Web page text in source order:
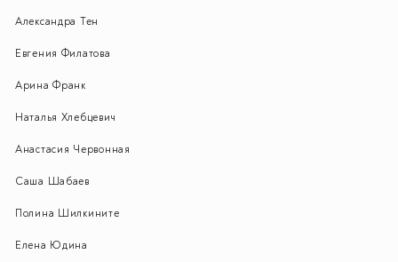
Александра Тен
Евгения Филатова
Арина Франк
Наталья Хлебцевич
Анастасия Червонная
Саша Шабаев
Полина Шилкините
Елена Юдина